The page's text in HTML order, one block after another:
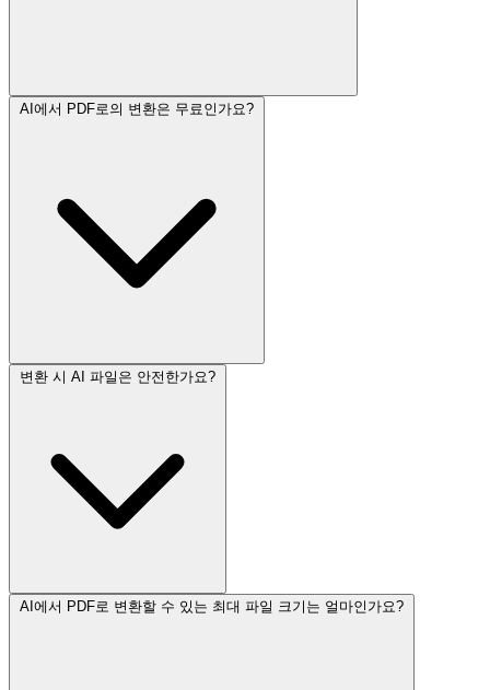
AI에서 PDF로의 변환은 무료인가요?
변환 시 AI 파일은 안전한가요?
AI에서 PDF로 변환할 수 있는 최대 파일 크기는 얼마인가요?